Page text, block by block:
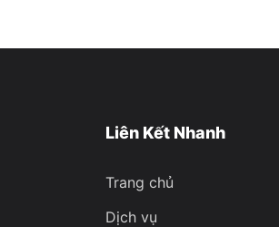
Liên Kết Nhanh
Trang chủ
Dịch vụ